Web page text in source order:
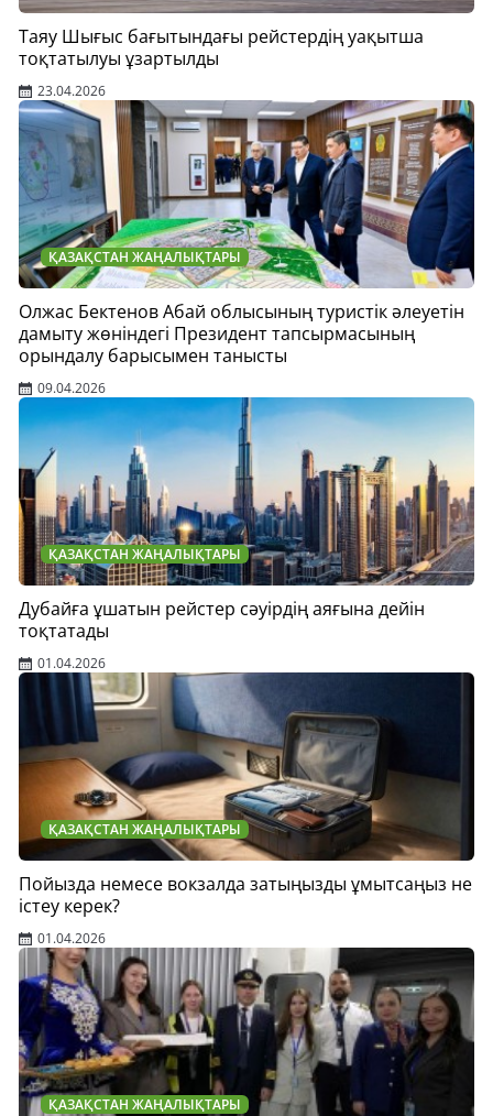
Таяу Шығыс бағытындағы рейстердің уақытша
тоқтатылуы ұзартылды
23.04.2026
ҚАЗАҚСТАН ЖАҢАЛЫҚТАРЫ
Олжас Бектенов Абай облысының туристік әлеуетін
дамыту жөніндегі Президент тапсырмасының
орындалу барысымен танысты
09.04.2026
ҚАЗАҚСТАН ЖАҢАЛЫҚТАРЫ
Дубайға ұшатын рейстер сәуірдің аяғына дейін
тоқтатады
01.04.2026
ҚАЗАҚСТАН ЖАҢАЛЫҚТАРЫ
Пойызда немесе вокзалда затыңызды ұмытсаңыз не
істеу керек?
01.04.2026
ҚАЗАҚСТАН ЖАҢАЛЫҚТАРЫ